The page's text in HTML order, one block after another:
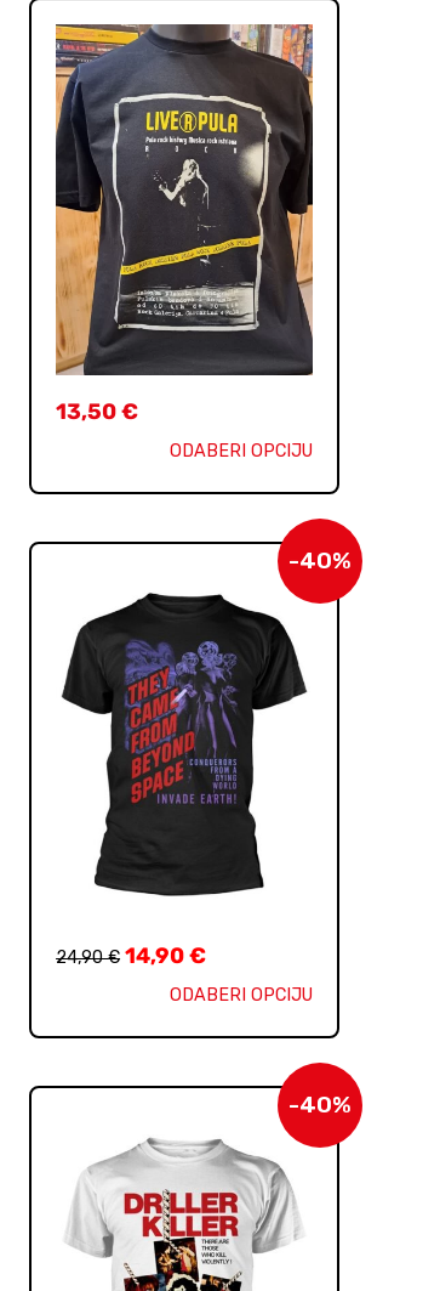
13,50€
ODABERI OPCIJU
-40%
24,90€ 14,90€
ODABERI OPCIJU
-40%